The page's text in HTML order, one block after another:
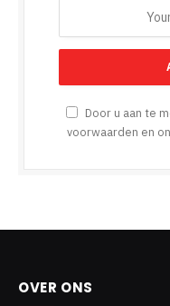
Door u aan te
voorwaarden en
OVER ONS